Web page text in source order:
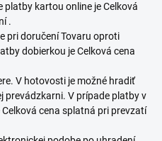
kartou online je Celková
.
pri doručení Tovaru oproti
dobierkou je Celková cena
V hotovosti je možné hradiť
prevádzkarni. V prípade platby v
cena splatná pri prevzatí